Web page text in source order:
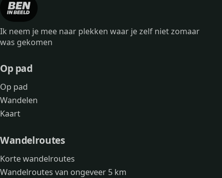
Ik neem je mee naar plekken waar je zelf niet zomaar
was gekomen
Op pad
Op pad
Wandelen
Kaart
Wandelroutes
Korte wandelroutes
Wandelroutes van ongeveer 5 km